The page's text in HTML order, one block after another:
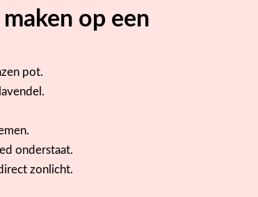
op een
pot.
onderstaat.
zonlicht.